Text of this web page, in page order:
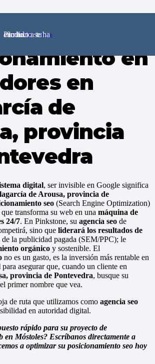
91 602 72 64
comercial@pinkstone.es
Producto
se ha añadido a tu carrito.seo y
en
en
de
provincia
digital, ser invisible en Google significa
de Arousa, provincia de
seo (Search Engine Optimization)
transforma su web en una máquina de
24/7. En Pinkstone, su agencia seo de
sino que liderará los resultados de
de la publicidad pagada (SEM/PPC); le
orgánico y sostenible. El
no es un gasto, es la inversión más rentable en
para asegurar que, cuando un cliente en
provincia de Pontevedra, busque su
primer nombre que vea.
de ruta que utilizamos como agencia seo
en autoridad digital.
rápido para su proyecto de
en Móstoles? Escríbanos directamente a
a optimizar su posicionamiento seo hoy